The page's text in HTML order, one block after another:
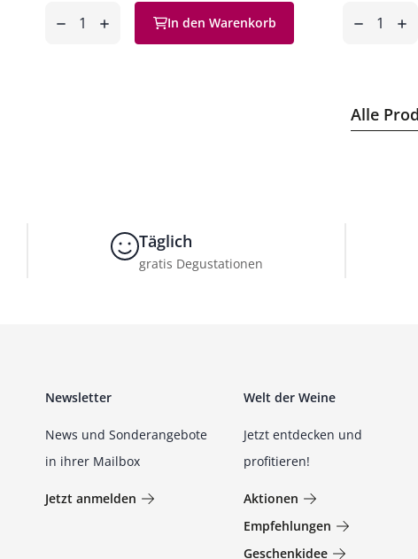
In den Warenkorb
Alle
Täglich
gratis Degustationen
Newsletter
News und Sonderangebote
in ihrer Mailbox
Jetzt anmelden
Welt der Weine
Jetzt entdecken und
profitieren!
Aktionen
Empfehlungen
Geschenkidee